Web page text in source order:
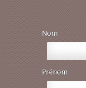
Nom
Prénom